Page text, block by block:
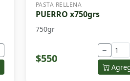
PASTA RELLENA
PUERRO x750grs
750gr
$550
−